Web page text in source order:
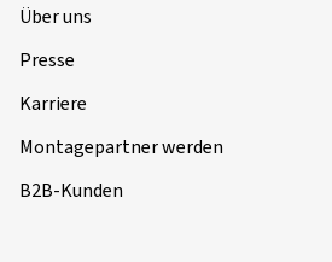
Über uns
Presse
Karriere
Montagepartner werden
B2B-Kunden